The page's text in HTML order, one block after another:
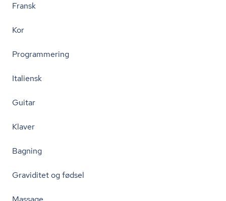
Fransk
Kor
Programmering
Italiensk
Guitar
Klaver
Bagning
Graviditet og fødsel